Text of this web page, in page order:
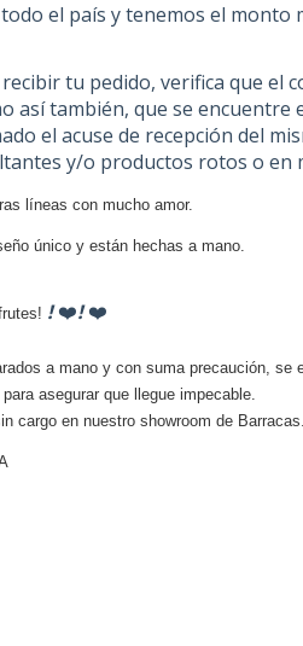
el país y tenemos el monto
tu pedido, verifica que el
así también, que se encuentre
el acuse de recepción del
y/o productos rotos o en
líneas con mucho amor.
único y están hechas a mano.
! ❤️! ❤️
a mano y con suma precaución, se
asegurar que llegue impecable.
cargo en nuestro showroom de Barracas.